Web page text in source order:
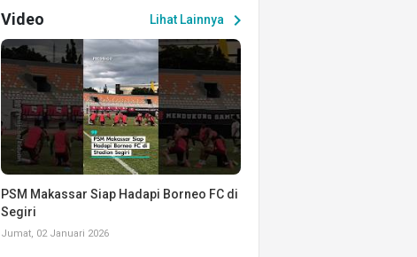
Lihat Lainnya chevron_right
Video
PSM Makassar Siap Hadapi Borneo FC di
Segiri
Jumat, 02 Januari 2026